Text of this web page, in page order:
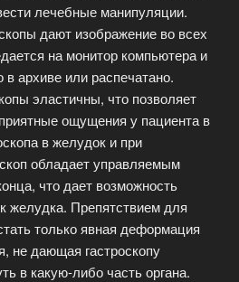
лечебные манипуляции.
дают изображение во всех
на монитор компьютера и
архиве или распечатано.
эластичны, что позволяет
ощущения у пациента в
в желудок и при
обладает управляемым
что дает возможность
желудка. Препятствием для
только явная деформация
не дающая гастроскопу
в какую-либо часть органа.